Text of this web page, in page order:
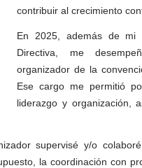
contribuir al crecimiento
En 2025, además de mi
Directiva, me
organizador de la
Ese cargo me permitió
liderazgo y organización,
supervisé y/o
la coordinación con